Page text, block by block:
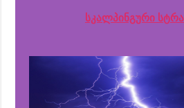
სკალპინგური